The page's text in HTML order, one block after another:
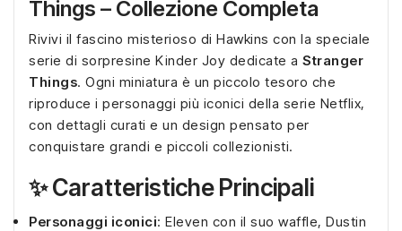
Things – Collezione Completa
Rivivi il fascino misterioso di Hawkins con la speciale
serie di sorpresine Kinder Joy dedicate a Stranger
Things. Ogni miniatura è un piccolo tesoro che
riproduce i personaggi più iconici della serie Netflix,
con dettagli curati e un design pensato per
conquistare grandi e piccoli collezionisti.
✨ Caratteristiche Principali
Personaggi iconici: Eleven con il suo waffle, Dustin